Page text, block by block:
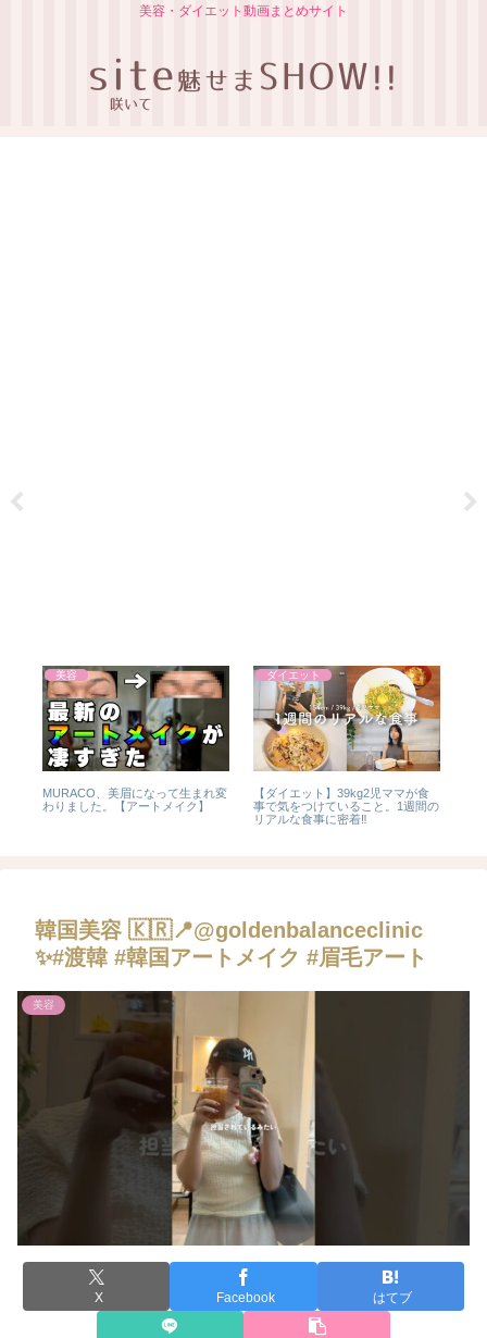
美容・ダイエット動画まとめサイト
美容
MURACO、美眉になって生まれ変
わりました。【アートメイク】
ダイエット
【ダイエット】39kg2児ママが食
事で気をつけていること。1週間の
リアルな食事に密着‼️
韓国美容 🇰🇷📍@goldenbalanceclinic
✨#渡韓 #韓国アートメイク #眉毛アート
美容
X Facebook はてブ